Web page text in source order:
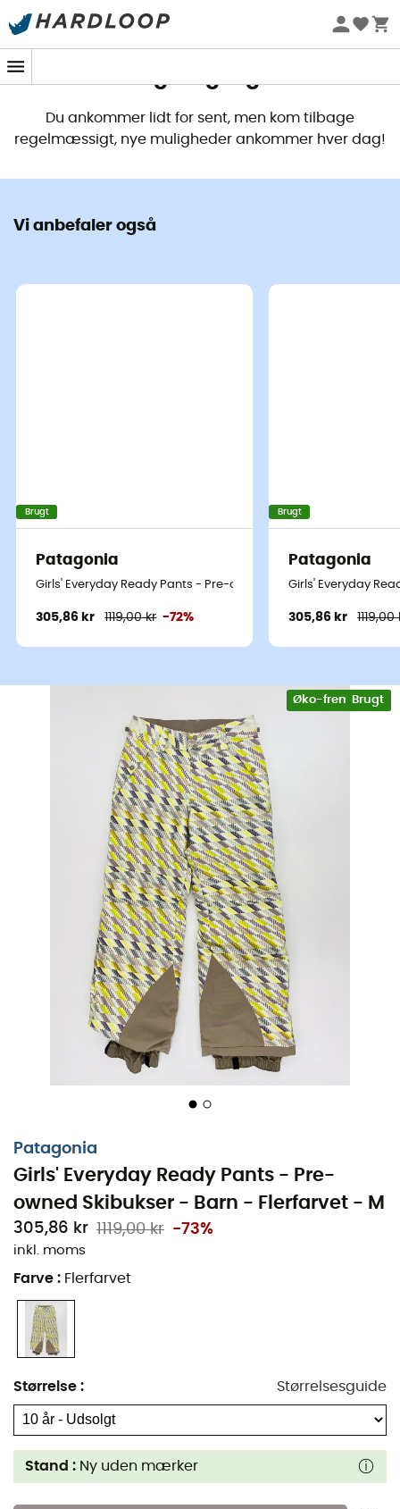
Dette produkt er ikke længere
Du ankommer lidt for sent, men kom tilbage
regelmæssigt, nye muligheder ankommer hver dag!
Vi anbefaler også
Brugt
Patagonia
Girls' Everyday Ready Pants - Pre-owned Skibukser - Barn -
305,86 kr 1119,00 kr -72%
Brugt
Patagonia
Girls' Everyday
305,86 kr 1119,00
Øko-fremstillet
Brugt
Patagonia
Girls' Everyday Ready Pants - Pre-
owned Skibukser - Barn - Flerfarvet - M
305,86 kr 1119,00 kr -73%
inkl. moms
Farve : Flerfarvet
Størrelse : Størrelsesguide
Stand : Ny uden mærker